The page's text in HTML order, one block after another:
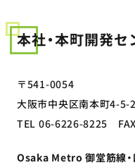
本社・本町開発セ
〒541-0054
大阪市中央区南本町4-5-
TEL 06-6226-8225
Osaka Metro 御堂筋線・